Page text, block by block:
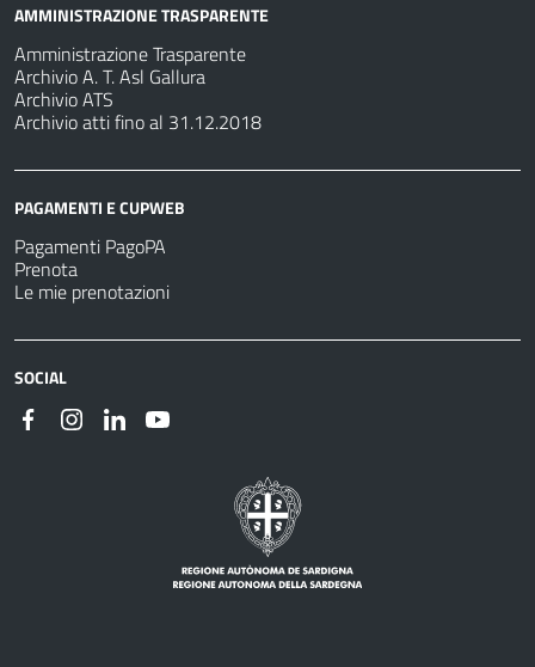
AMMINISTRAZIONE TRASPARENTE
Amministrazione Trasparente
Archivio A. T. Asl Gallura
Archivio ATS
Archivio atti fino al 31.12.2018
PAGAMENTI E CUPWEB
Pagamenti PagoPA
Prenota
Le mie prenotazioni
SOCIAL